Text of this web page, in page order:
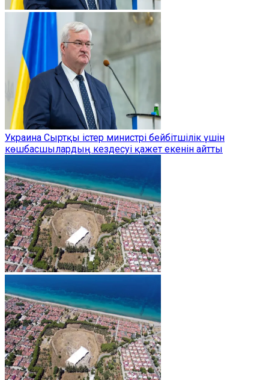
Украина Сыртқы істер министрі бейбітшілік үшін
көшбасшылардың кездесуі қажет екенін айтты